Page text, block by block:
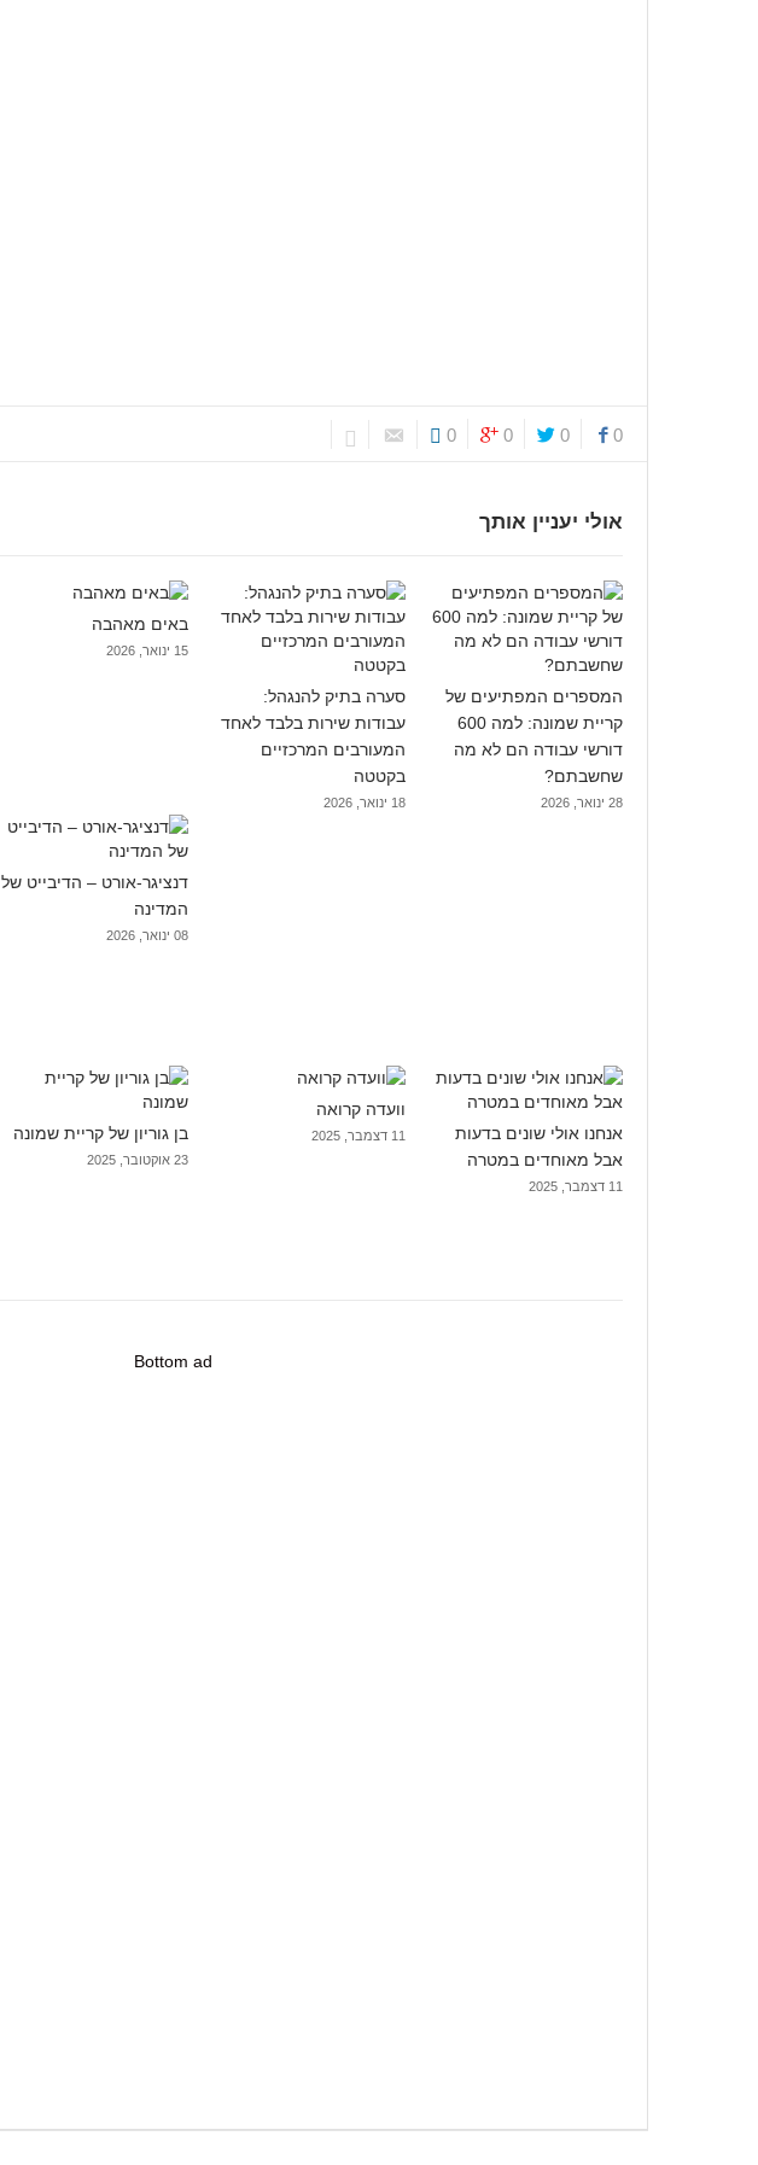
0
0
0
0
אולי יעניין אותך
המספרים המפתיעים של
קריית שמונה: למה 600
דורשי עבודה הם לא מה
שחשבתם?
28 ינואר, 2026
סערה בתיק להנגהל:
עבודות שירות בלבד לאחד
המעורבים המרכזיים
בקטטה
18 ינואר, 2026
באים מאהבה
15 ינואר, 2026
דנציגר-אורט – הדיבייט של
המדינה
08 ינואר, 2026
אנחנו אולי שונים בדעות
אבל מאוחדים במטרה
11 דצמבר, 2025
וועדה קרואה
11 דצמבר, 2025 בן גוריון של קריית שמונה
23 אוקטובר, 2025
Bottom ad